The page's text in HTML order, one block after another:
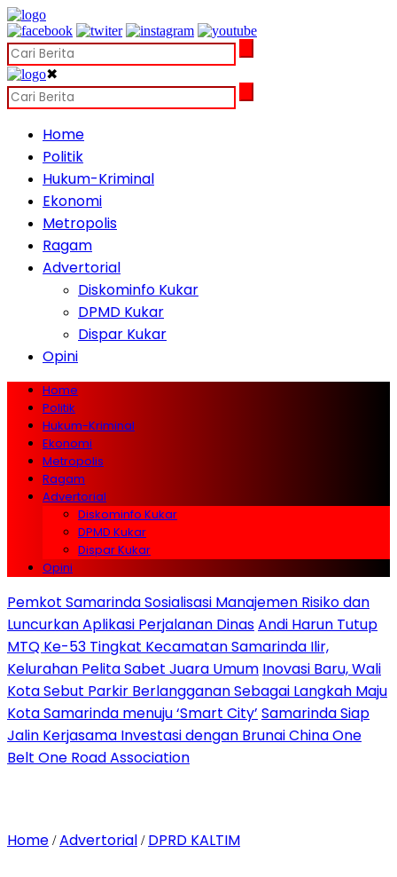
✖
Home
Politik
Hukum-Kriminal
Ekonomi
Metropolis
Ragam
Advertorial
Diskominfo Kukar
DPMD Kukar
Dispar Kukar
Opini
Home
Politik
Hukum-Kriminal
Ekonomi
Metropolis
Ragam
Advertorial
Diskominfo Kukar
DPMD Kukar
Dispar Kukar
Opini
Pemkot Samarinda Sosialisasi Manajemen Risiko dan
Luncurkan Aplikasi Perjalanan DinasAndi Harun Tutup
MTQ Ke-53 Tingkat Kecamatan Samarinda Ilir,
Kelurahan Pelita Sabet Juara Umum Inovasi Baru, Wali
Kota Sebut Parkir Berlangganan Sebagai Langkah Maju
Kota Samarinda menuju ‘Smart City’ Samarinda Siap
Jalin Kerjasama Investasi dengan Brunai China One
Belt One Road Association
Home /Advertorial / DPRD KALTIM